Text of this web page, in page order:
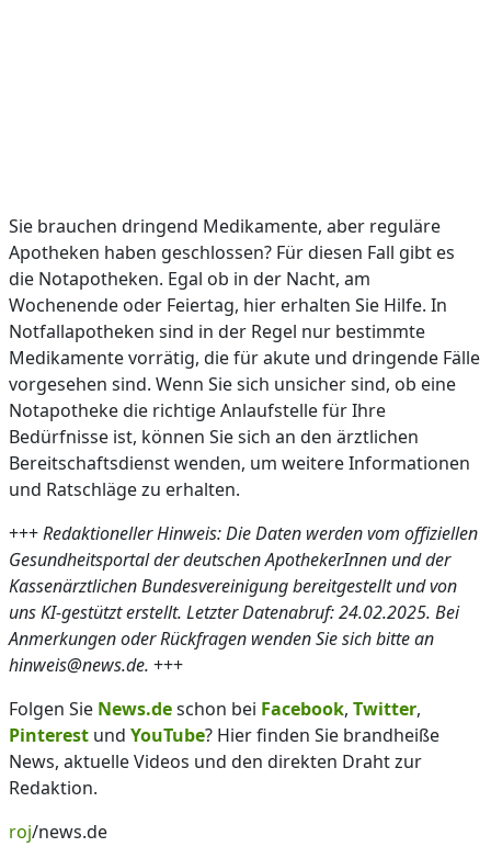
Sie brauchen dringend Medikamente, aber reguläre
Apotheken haben geschlossen? Für diesen Fall gibt es
die Notapotheken. Egal ob in der Nacht, am
Wochenende oder Feiertag, hier erhalten Sie Hilfe. In
Notfallapotheken sind in der Regel nur bestimmte
Medikamente vorrätig, die für akute und dringende Fälle
vorgesehen sind. Wenn Sie sich unsicher sind, ob eine
Notapotheke die richtige Anlaufstelle für Ihre
Bedürfnisse ist, können Sie sich an den ärztlichen
Bereitschaftsdienst wenden, um weitere Informationen
und Ratschläge zu erhalten.
+++Redaktioneller Hinweis: Die Daten werden vom offiziellen
Gesundheitsportal der deutschen ApothekerInnen und der
Kassenärztlichen Bundesvereinigung bereitgestellt und von
uns KI-gestützt erstellt. Letzter Datenabruf: 24.02.2025. Bei
Anmerkungen oder Rückfragen wenden Sie sich bitte an
hinweis@news.de. +++
Folgen Sie News.deschon bei Facebook, Twitter,
Pinterest und YouTube? Hier finden Sie brandheiße
News, aktuelle Videos und den direkten Draht zur
Redaktion.
roj/news.de